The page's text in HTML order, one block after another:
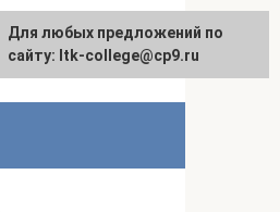
Для любых предложений по
сайту: ltk-college@cp9.ru